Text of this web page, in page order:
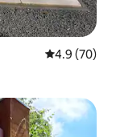
レビュー70
4.9 (70)